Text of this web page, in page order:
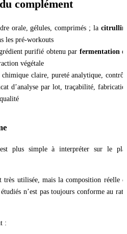
complément
orale, gélules, comprimés ; la
les pré-workouts
purifié obtenu par fermentation
végétale
claire, pureté analytique,
d’analyse par lot, traçabilité,
plus simple à interpréter sur le
très utilisée, mais la composition réelle
n’est pas toujours conforme au
: